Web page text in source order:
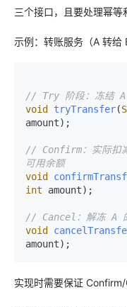
三个接口，且要处理幂等
示例：转账服务（A 转给
// Try 阶段：冻结 A
void
tryTransfer(
amount) ;
// Confirm：实际扣
可用余额
void
int amount) ;
// Cancel：解冻 A
void
amount)
实现时需要保证 Confirm/